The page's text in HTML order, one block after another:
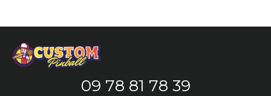
09 78 81 78 39